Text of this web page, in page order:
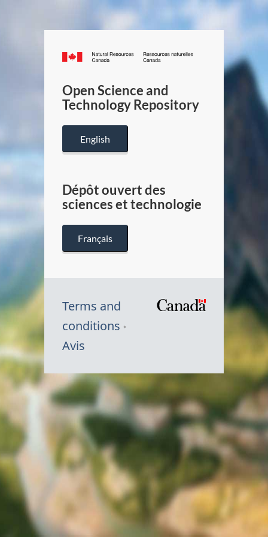
Canada.ca
/
Canada
Open Science and
Technology Repository
English
Dépôt ouvert des
sciences et technologie
Français
Terms and
conditions
Avis
Canada